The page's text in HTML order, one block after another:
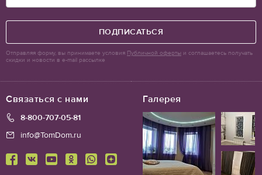
Галерея
Связаться с нами
8-800-707-05-81
info@TomDom.ru
ПОДПИСАТЬСЯ
Отправляя форму, вы принимаете условия Публичной оферты и соглашаетесь получать
скидки и новости в e-mail рассылке